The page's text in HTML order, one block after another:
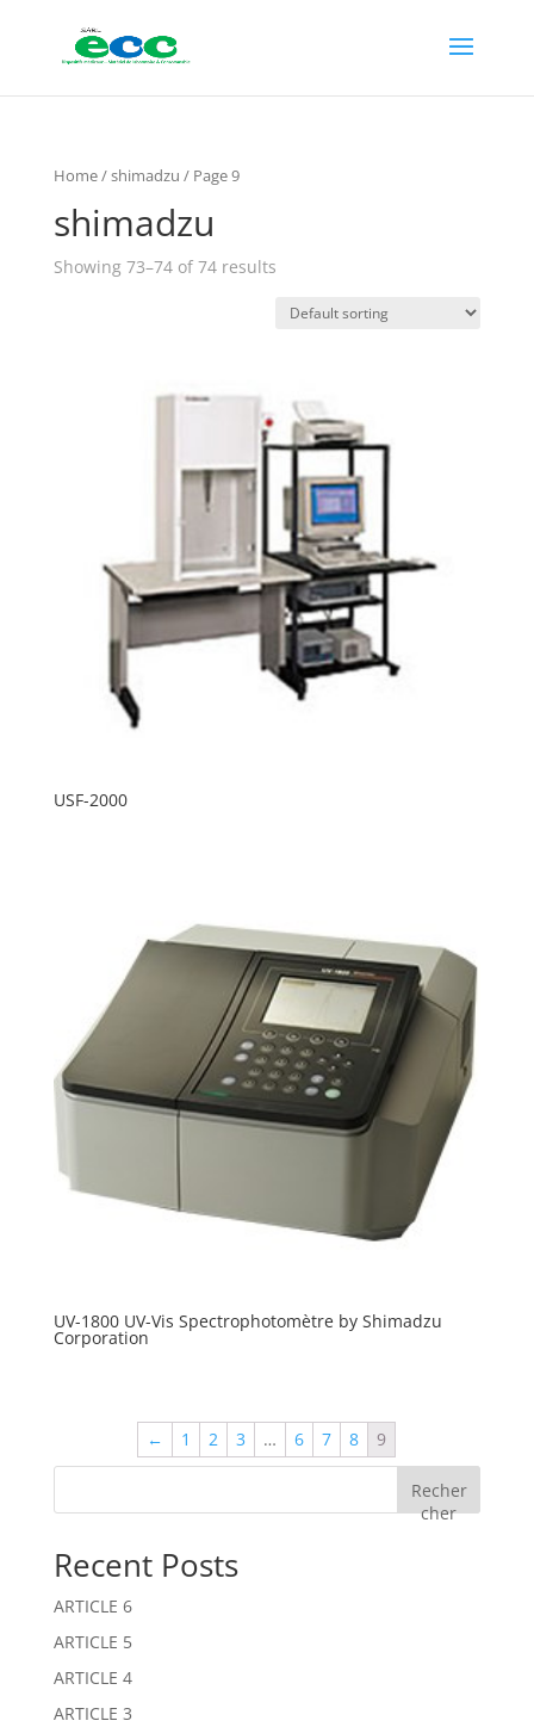
Home/shimadzu / Page 9
shimadzu
Showing 73–74 of 74 results
USF-2000
UV-1800 UV-Vis Spectrophotomètre by Shimadzu
Corporation
← 1 2 3 … 6 7 8 9
Recher
cher
Recent Posts
ARTICLE 6
ARTICLE 5
ARTICLE 4
ARTICLE 3